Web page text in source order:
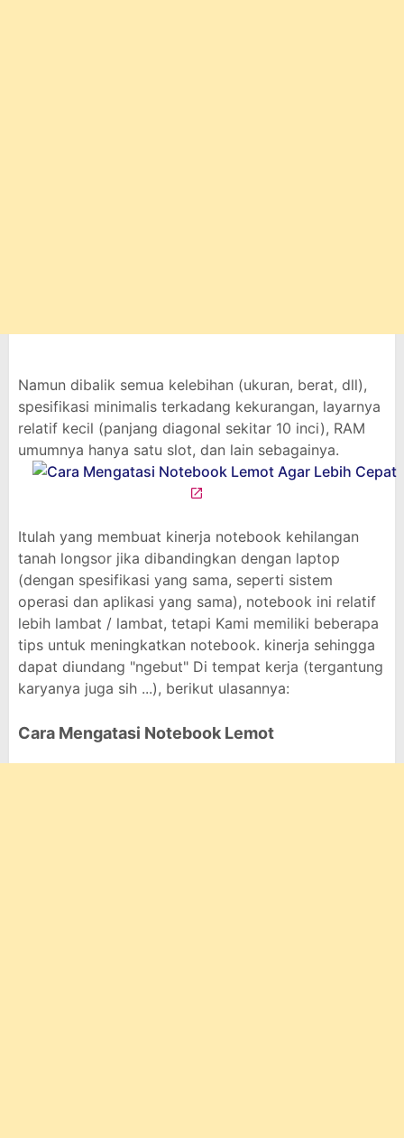
Namun dibalik semua kelebihan (ukuran, berat, dll),
spesifikasi minimalis terkadang kekurangan, layarnya
relatif kecil (panjang diagonal sekitar 10 inci), RAM
umumnya hanya satu slot, dan lain sebagainya.
Itulah yang membuat kinerja notebook kehilangan
tanah longsor jika dibandingkan dengan laptop
(dengan spesifikasi yang sama, seperti sistem
operasi dan aplikasi yang sama), notebook ini relatif
lebih lambat / lambat, tetapi Kami memiliki beberapa
tips untuk meningkatkan notebook. kinerja sehingga
dapat diundang "ngebut" Di tempat kerja (tergantung
karyanya juga sih ...), berikut ulasannya:
Cara Mengatasi Notebook Lemot